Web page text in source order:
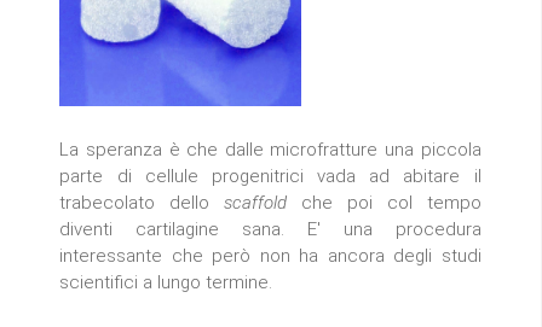
La speranza è che dalle microfratture una piccola
parte di cellule progenitrici vada ad abitare il
trabecolato delloscaffold che poi col tempo
diventi cartilagine sana. E' una procedura
interessante che però non ha ancora degli studi
scientifici a lungo termine.